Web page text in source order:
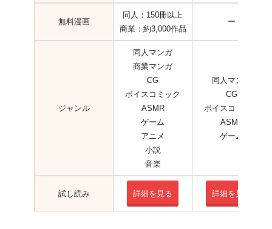
無料漫画
同人：150冊以上
商業：約3,000作品
ー
ジャンル
同人マンガ
商業マンガ
CG
ボイスコミック
ASMR
ゲーム
アニメ
小説
音楽
同人マンガ
CG
ボイスコミック
ASMR
ゲーム
試し読み 詳細を見る 詳細を見る